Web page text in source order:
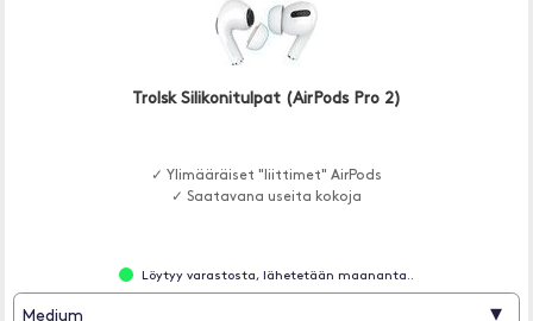
Trolsk Silikonitulpat (AirPods Pro 2)
✓ Ylimääräiset "liittimet" AirPods
✓ Saatavana useita kokoja
Löytyy varastosta, lähetetään maananta..
Medium ▾